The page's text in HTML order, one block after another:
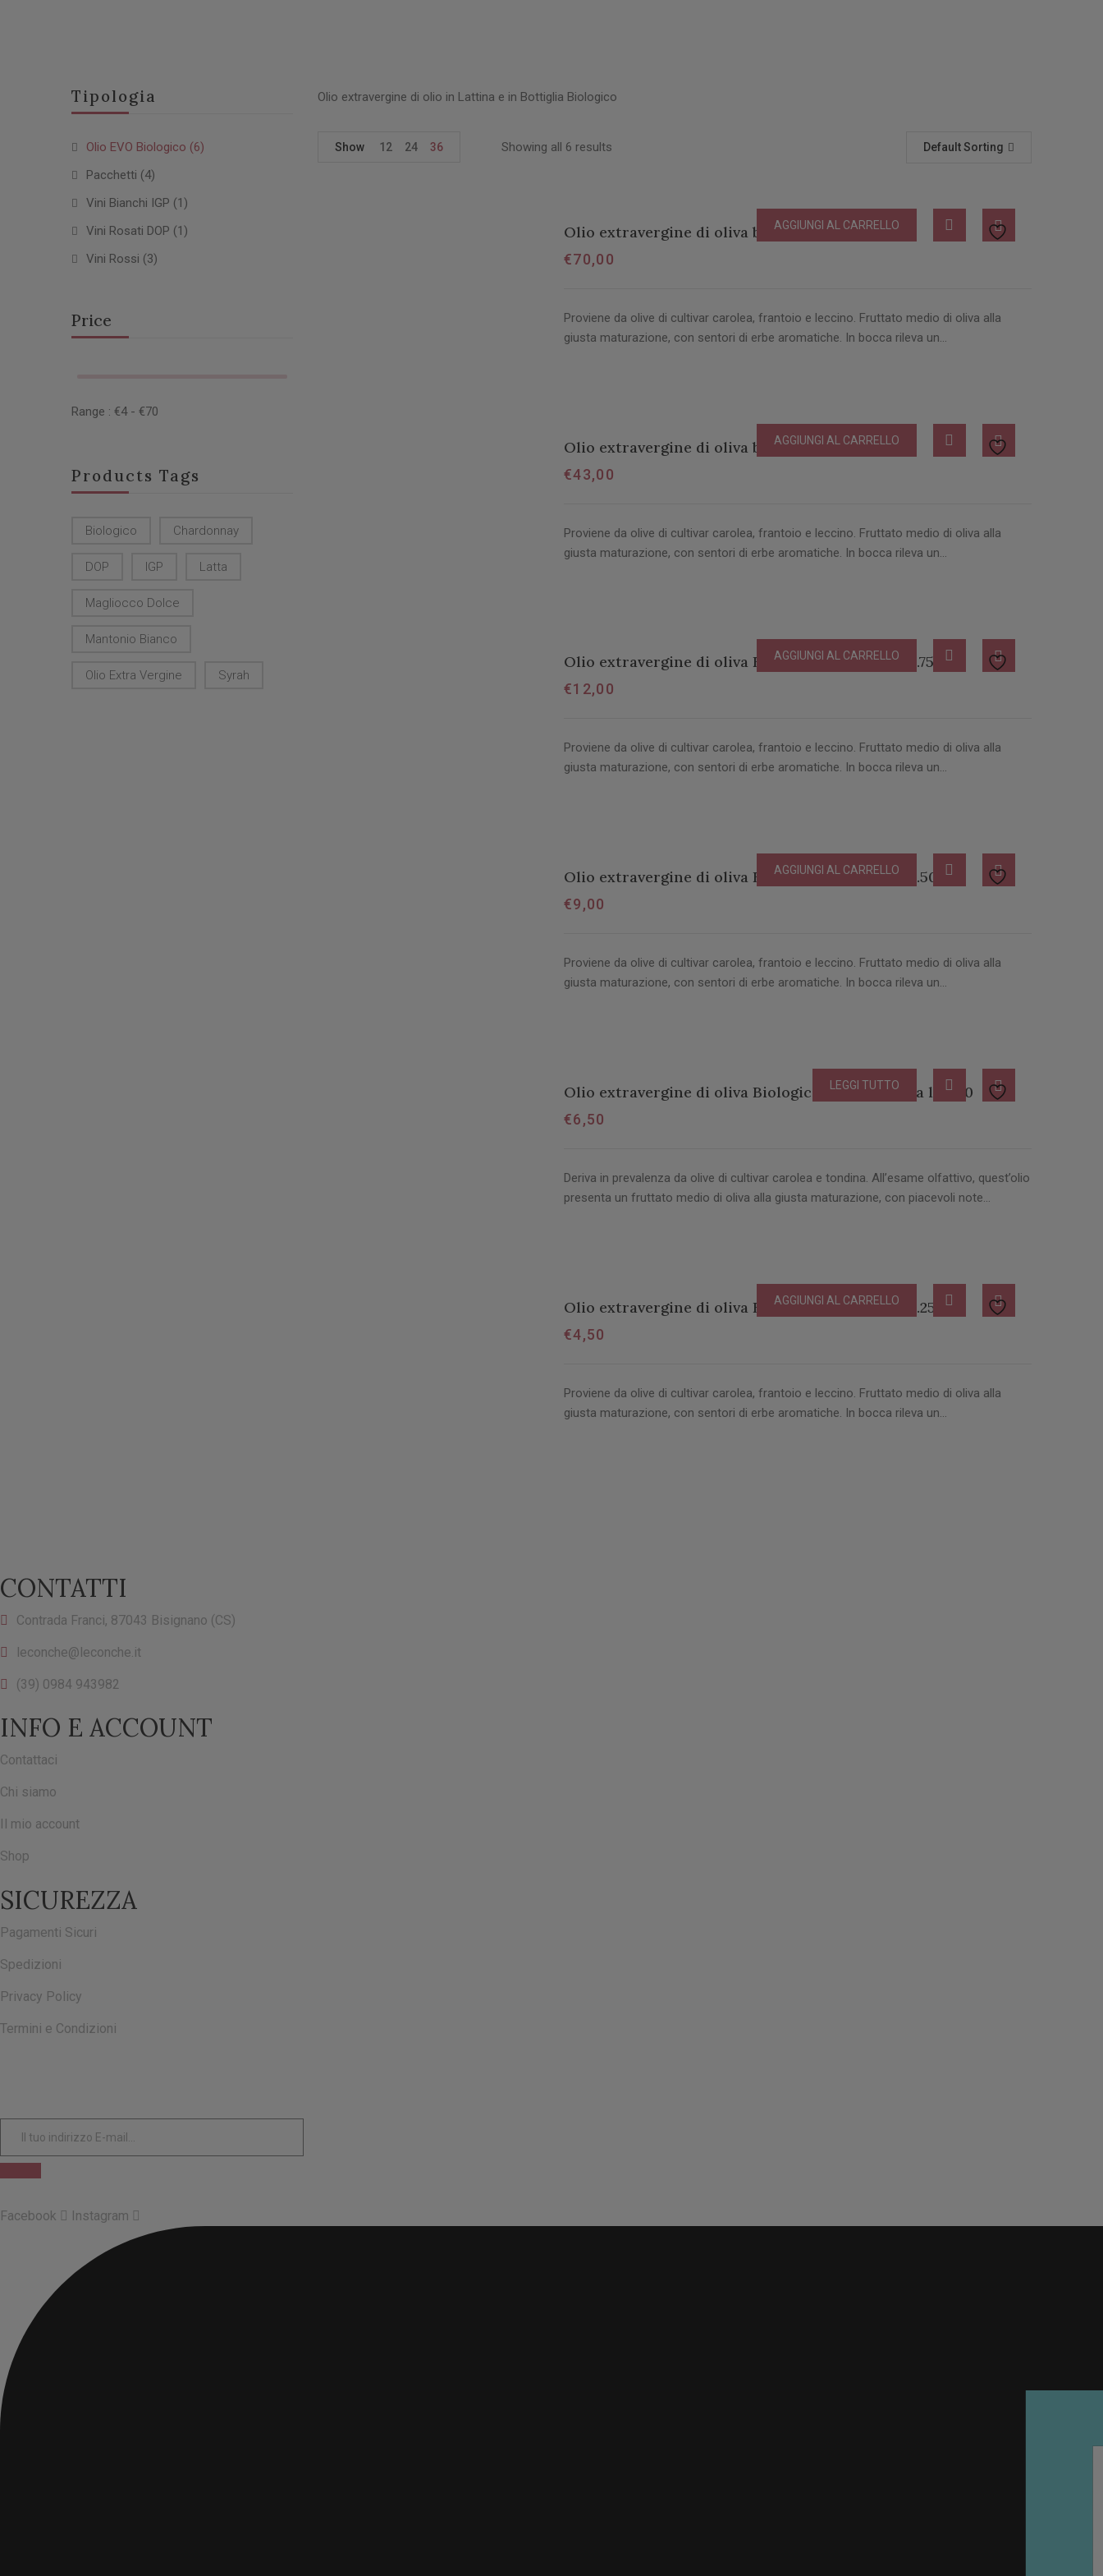
Tipologia
Olio EVO Biologico (6)
Pacchetti (4)
Vini Bianchi IGP (1)
Vini Rosati DOP (1)
Vini Rossi (3)
Price
Range : €4 - €70
Products Tags
Biologico Chardonnay
DOP IGP Latta
Magliocco Dolce
Mantonio Bianco
Olio Extra Vergine Syrah
Olio extravergine di olio in Lattina e in Bottiglia Biologico
Showing all 6 results Default Sorting
Show 12 24 36
Olio extravergine di oliva biologico Latta lt 5
€70,00
AGGIUNGI AL CARRELLO
Proviene da olive di cultivar carolea, frantoio e leccino. Fruttato medio di oliva alla
giusta maturazione, con sentori di erbe aromatiche. In bocca rileva un…
Olio extravergine di oliva biologico Latta lt 3
€43,00
AGGIUNGI AL CARRELLO
Proviene da olive di cultivar carolea, frantoio e leccino. Fruttato medio di oliva alla
giusta maturazione, con sentori di erbe aromatiche. In bocca rileva un…
Olio extravergine di oliva Biologico Bottiglia lt 0.75
€12,00
AGGIUNGI AL CARRELLO
Proviene da olive di cultivar carolea, frantoio e leccino. Fruttato medio di oliva alla
giusta maturazione, con sentori di erbe aromatiche. In bocca rileva un…
Olio extravergine di oliva Biologico Bottiglia lt 0.50
€9,00
AGGIUNGI AL CARRELLO
Proviene da olive di cultivar carolea, frantoio e leccino. Fruttato medio di oliva alla
giusta maturazione, con sentori di erbe aromatiche. In bocca rileva un…
Olio extravergine di oliva Biologico DOP Bottiglia lt 0.50
€6,50
LEGGI TUTTO
Deriva in prevalenza da olive di cultivar carolea e tondina. All’esame olfattivo, quest’olio
presenta un fruttato medio di oliva alla giusta maturazione, con piacevoli note…
Olio extravergine di oliva Biologico Bottiglia lt 0.25
€4,50
AGGIUNGI AL CARRELLO
Proviene da olive di cultivar carolea, frantoio e leccino. Fruttato medio di oliva alla
giusta maturazione, con sentori di erbe aromatiche. In bocca rileva un…
CONTATTI
Contrada Franci, 87043 Bisignano (CS)
leconche@leconche.it
(39) 0984 943982
INFO E ACCOUNT
Contattaci
Chi siamo
Il mio account
Shop
SICUREZZA
Pagamenti Sicuri
Spedizioni
Privacy Policy
Termini e Condizioni
Facebook Instagram